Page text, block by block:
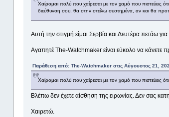
Χαίρομαι πολύ που χαίρεσαι με τον χαμό που πιστεύεις
διεύθυνση σου, θα στην στείλω συστημένα, αν και θα
Αυτή την στιγμή είμαι Σερβία και Δευτέρα πετάω
Αγαπητέ The-Watchmaker είναι εύκολο να κάνετε
Παράθεση από: The-Watchmaker στις Αύγουστος 21,
Χαίρομαι πολύ που χαίρεσαι με τον χαμό που πιστεύεις
Βλέπω δεν έχετε αίσθηση της ειρωνίας. Δεν σας
Χαιρετώ.